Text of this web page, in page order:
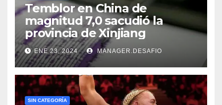
Temblor en China de
magnitud 7,0 sacudió la
provincia de Xinjiang
ENE 23, 2024 MANAGER.DESAFIO
SIN CATEGORÍA